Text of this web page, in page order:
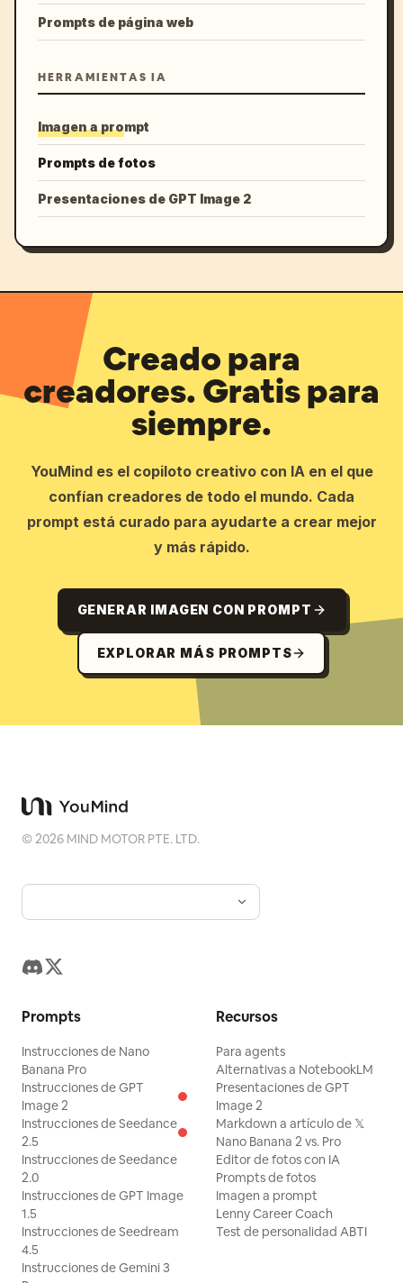
Prompts de página web
HERRAMIENTAS IA
Imagen a prompt
Prompts de fotos
Presentaciones de GPT Image 2
Creado para
creadores. Gratis para
siempre.
YouMind es el copiloto creativo con IA en el que
confían creadores de todo el mundo. Cada
prompt está curado para ayudarte a crear mejor
y más rápido.
GENERAR IMAGEN CON PROMPT
EXPLORAR MÁS PROMPTS
©2026 MIND MOTOR PTE. LTD.
Prompts
Instrucciones de Nano
Banana Pro
Instrucciones de GPT
Image 2
Instrucciones de Seedance
2.5
Instrucciones de Seedance
2.0
Instrucciones de GPT Image
1.5
Instrucciones de Seedream
4.5
Instrucciones de Gemini 3
Recursos
Para agents
Alternativas a NotebookLM
Presentaciones de GPT
Image 2
Markdown a artículo de 𝕏
Nano Banana 2 vs. Pro
Editor de fotos con IA
Prompts de fotos
Imagen a prompt
Lenny Career Coach
Test de personalidad ABTI